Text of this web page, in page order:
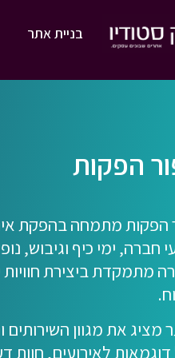
בניית אתר
הפקות
הפקות מתמחה בהפקת
חברה, ימי כיף וגיבוש,
מתמקדת ביצירת חוויות
מציג את מגוון
דוגמאות לאירועים, חוות